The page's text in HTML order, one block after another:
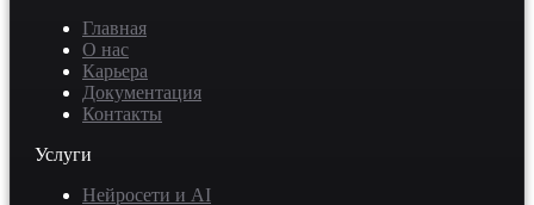
Главная
О нас
Карьера
Документация
Контакты
Услуги
Нейросети и AI